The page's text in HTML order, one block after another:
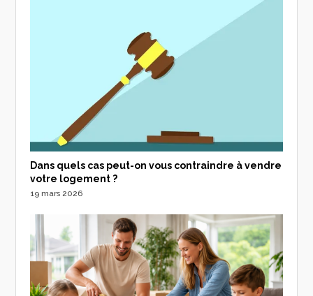
Dans quels cas peut-on vous contraindre à vendre
votre logement ?
19 mars 2026